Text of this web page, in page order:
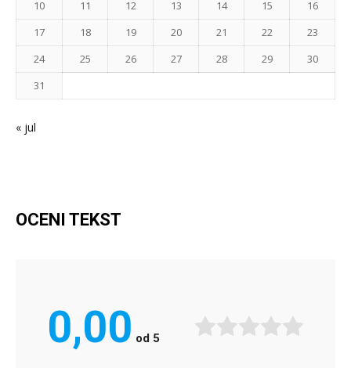
10
11 12 13 14 15
16
17
18 19 20 21 22
23
24
25 26 27 28 29
30
31
« jul
OCENI TEKST
0,00 od 5